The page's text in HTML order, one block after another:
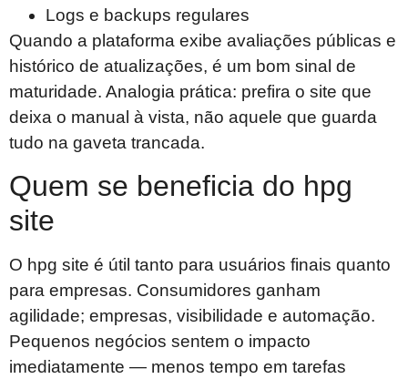
Logs e backups regulares
Quando a plataforma exibe avaliações públicas e
histórico de atualizações, é um bom sinal de
maturidade. Analogia prática: prefira o site que
deixa o manual à vista, não aquele que guarda
tudo na gaveta trancada.
Quem se beneficia do hpg
site
O hpg site é útil tanto para usuários finais quanto
para empresas. Consumidores ganham
agilidade; empresas, visibilidade e automação.
Pequenos negócios sentem o impacto
imediatamente — menos tempo em tarefas